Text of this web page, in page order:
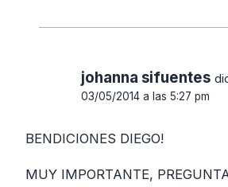
johanna sifuentes
03/05/2014 a las 5:27 pm
BENDICIONES DIEGO!
MUY IMPORTANTE,